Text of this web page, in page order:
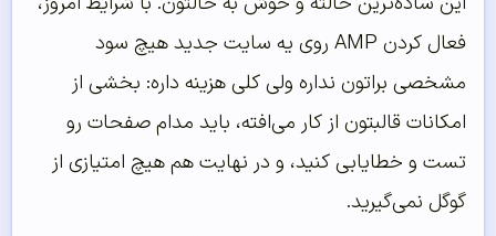
فعال کردن AMP روی یه سایت جدید هیچ سود
مشخصی براتون نداره ولی کلی هزینه داره: بخشی از
امکانات قالبتون از کار می‌افته، باید مدام صفحات رو
تست و خطایابی کنید، و در نهایت هم هیچ امتیازی از
گوگل نمی‌گیرید.